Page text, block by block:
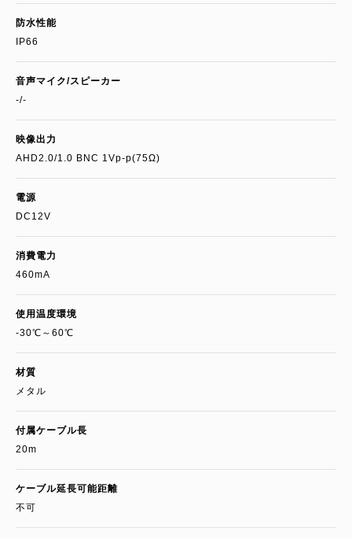
防水性能
IP66
音声マイク/スピーカー
-/-
映像出力
AHD2.0/1.0 BNC 1Vp-p(75Ω)
電源
DC12V
消費電力
460mA
使用温度環境
-30℃～60℃
材質
メタル
付属ケーブル長
20m
ケーブル延長可能距離
不可